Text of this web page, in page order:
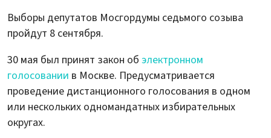
Выборы депутатов Мосгордумы седьмого созыва
пройдут 8 сентября.
30 мая был принят закон об электронном
голосовании в Москве. Предусматривается
проведение дистанционного голосования в одном
или нескольких одномандатных избирательных
округах.